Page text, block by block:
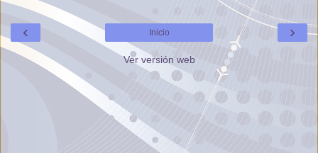
‹ ›
Inicio
Ver versión web